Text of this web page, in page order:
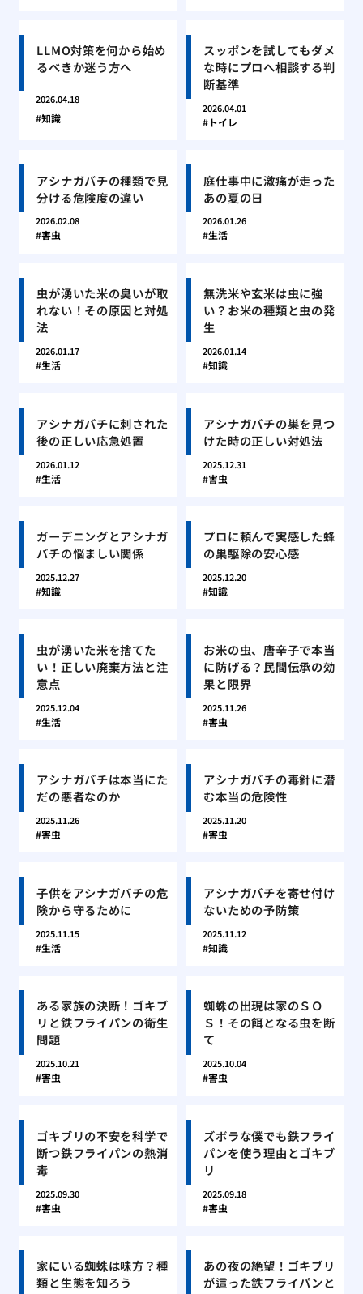
LLMO対策を何から始め
るべきか迷う方へ
2026.04.18
知識
スッポンを試してもダメ
な時にプロへ相談する判
断基準
2026.04.01
トイレ
アシナガバチの種類で見
分ける危険度の違い
2026.02.08
害虫
庭仕事中に激痛が走った
あの夏の日
2026.01.26
生活
虫が湧いた米の臭いが取
れない！その原因と対処
法
2026.01.17
生活
無洗米や玄米は虫に強
い？お米の種類と虫の発
生
2026.01.14
知識
アシナガバチに刺された
後の正しい応急処置
2026.01.12
生活
アシナガバチの巣を見つ
けた時の正しい対処法
2025.12.31
害虫
ガーデニングとアシナガ
バチの悩ましい関係
2025.12.27
知識
プロに頼んで実感した蜂
の巣駆除の安心感
2025.12.20
知識
虫が湧いた米を捨てた
い！正しい廃棄方法と注
意点
2025.12.04
生活
お米の虫、唐辛子で本当
に防げる？民間伝承の効
果と限界
2025.11.26
害虫
アシナガバチは本当にた
だの悪者なのか
2025.11.26
害虫
アシナガバチの毒針に潜
む本当の危険性
2025.11.20
害虫
子供をアシナガバチの危
険から守るために
2025.11.15
生活
アシナガバチを寄せ付け
ないための予防策
2025.11.12
知識
ある家族の決断！ゴキブ
リと鉄フライパンの衛生
問題
2025.10.21
害虫
蜘蛛の出現は家のＳＯ
Ｓ！その餌となる虫を断
て
2025.10.04
害虫
ゴキブリの不安を科学で
断つ鉄フライパンの熱消
毒
2025.09.30
害虫
ズボラな僕でも鉄フライ
パンを使う理由とゴキブ
リ
2025.09.18
害虫
家にいる蜘蛛は味方？種
類と生態を知ろう
あの夜の絶望！ゴキブリ
が這った鉄フライパンと